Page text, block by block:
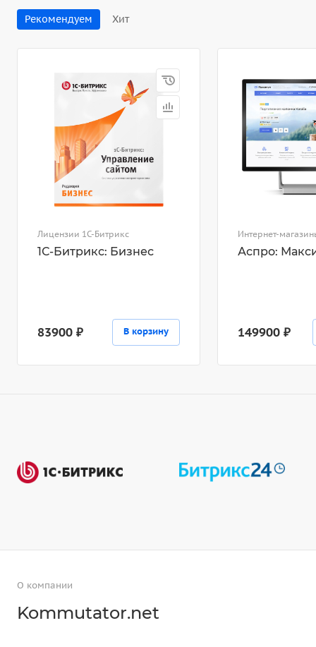
Рекомендуем Хит
Лицензии 1С-Битрикс
1С-Битрикс: Бизнес
83900 ₽ В корзину
Интернет-
Аспро:
149900 ₽
О компании
Kommutator.net